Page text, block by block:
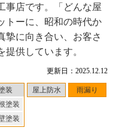
更新日：2025.12.12
装
塗装
塗装
屋上防水 雨漏り
事店です。「どんな屋
トーに、昭和の時代か
摯に向き合い、お客さ
供しています。